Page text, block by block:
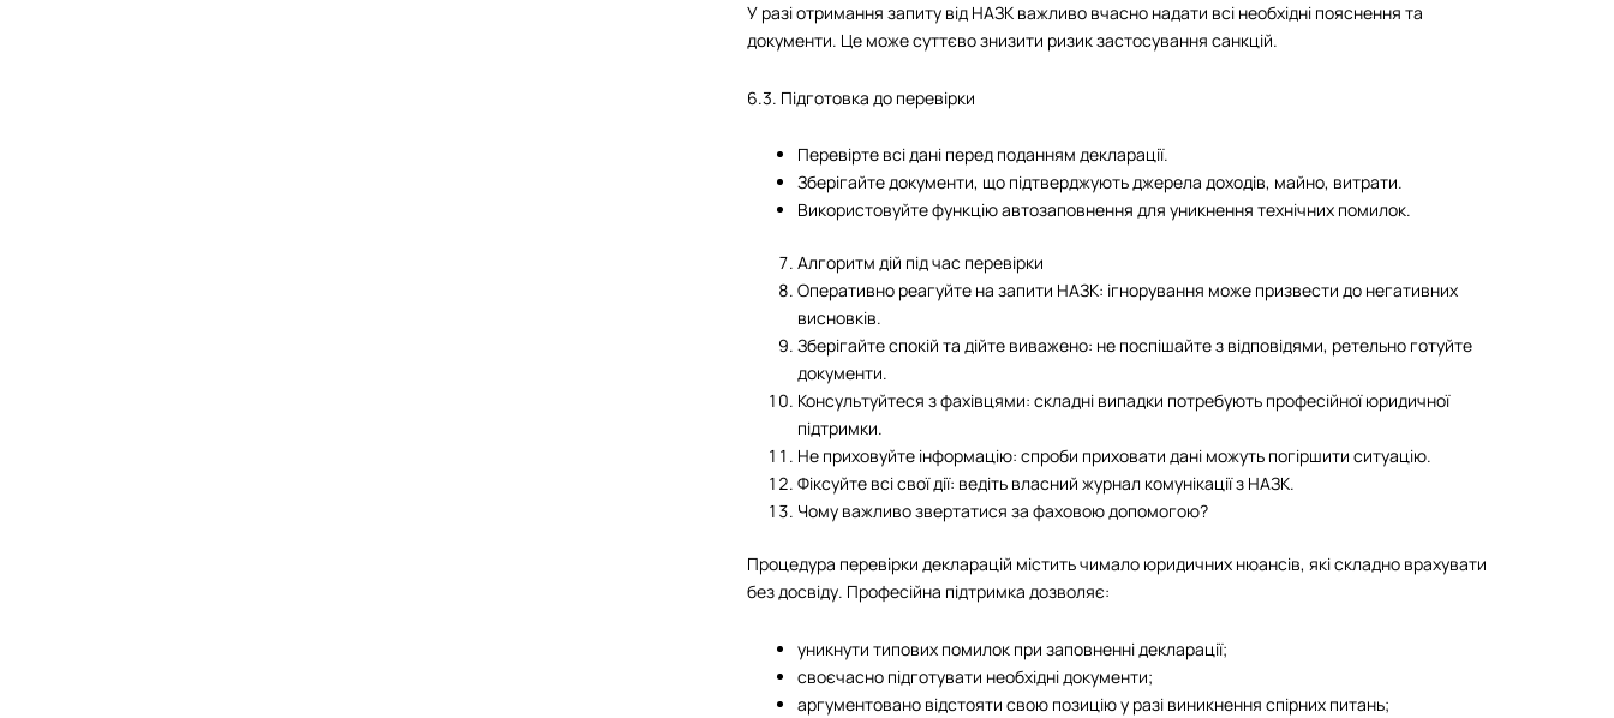
У разі отримання запиту від НАЗК важливо вчасно надати всі необхідні пояснення та
документи. Це може суттєво знизити ризик застосування санкцій.
6.3. Підготовка до перевірки
Перевірте всі дані перед поданням декларації.
Зберігайте документи, що підтверджують джерела доходів, майно, витрати.
Використовуйте функцію автозаповнення для уникнення технічних помилок.
Алгоритм дій під час перевірки
Оперативно реагуйте на запити НАЗК: ігнорування може призвести до негативних
висновків.
Зберігайте спокій та дійте виважено: не поспішайте з відповідями, ретельно готуйте
документи.
Консультуйтеся з фахівцями: складні випадки потребують професійної юридичної
підтримки.
Не приховуйте інформацію: спроби приховати дані можуть погіршити ситуацію.
Фіксуйте всі свої дії: ведіть власний журнал комунікації з НАЗК.
Чому важливо звертатися за фаховою допомогою?
Процедура перевірки декларацій містить чимало юридичних нюансів, які складно врахувати
без досвіду. Професійна підтримка дозволяє:
уникнути типових помилок при заповненні декларації;
своєчасно підготувати необхідні документи;
аргументовано відстояти свою позицію у разі виникнення спірних питань;